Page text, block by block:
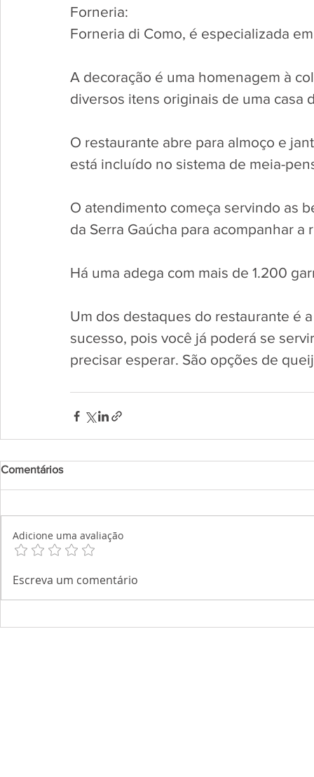
Forneria:
Forneria di Como, é especializada
A decoração é uma homenagem à
diversos itens originais de uma casa
O restaurante abre para almoço e
está incluído no sistema de meia-
O atendimento começa servindo as
da Serra Gaúcha para acompanhar a
Há uma adega com mais de 1.200
Um dos destaques do restaurante é
sucesso, pois você já poderá se
precisar esperar. São opções de
Comentários
Adicione uma avaliação
Escreva um comentário